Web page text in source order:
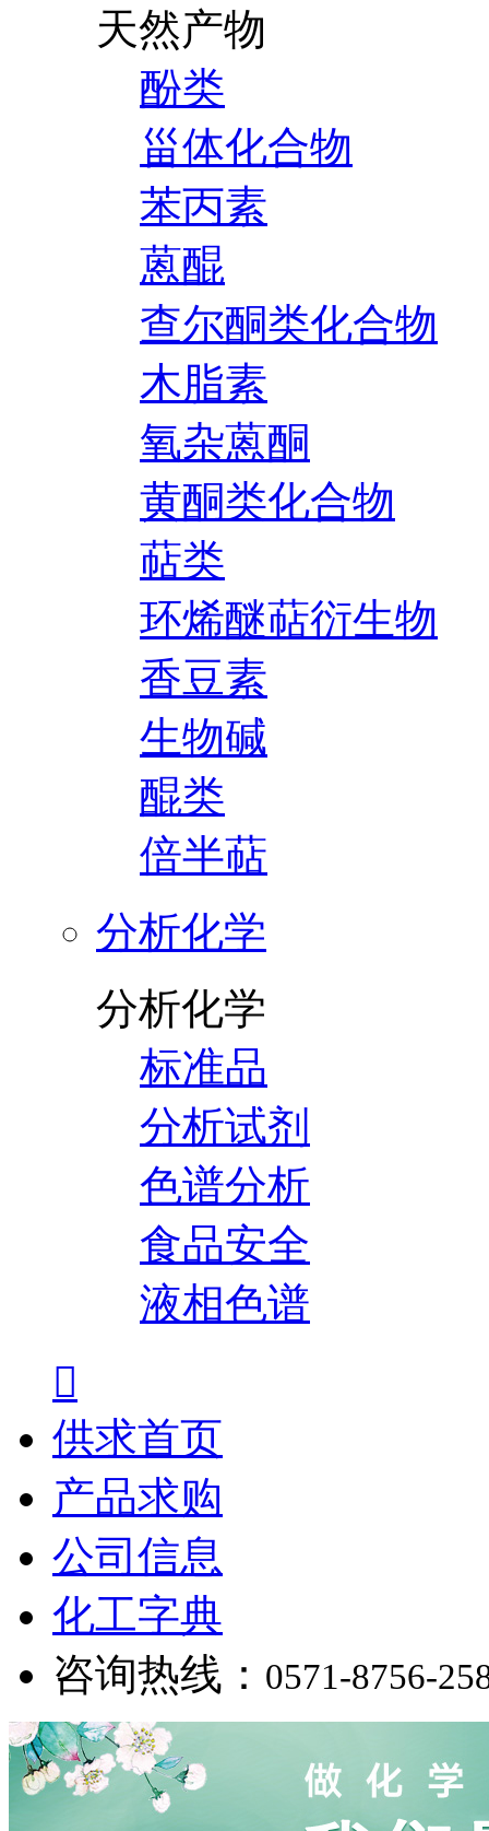
天然产物
酚类
甾体化合物
苯丙素
蒽醌
查尔酮类化合物
木脂素
氧杂蒽酮
黄酮类化合物
萜类
环烯醚萜衍生物
香豆素
生物碱
醌类
倍半萜
分析化学
分析化学
标准品
分析试剂
色谱分析
食品安全
液相色谱

供求首页
产品求购
公司信息
化工字典
咨询热线： 0571-8756-